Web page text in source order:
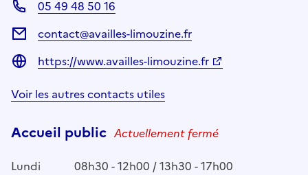
05 49 48 50 16
contact@availles-limouzine.fr
https://www.availles-limouzine.fr
Voir les autres contacts utiles
Accueil public Actuellement fermé
Lundi
08h30 - 12h00 / 13h30 - 17h00